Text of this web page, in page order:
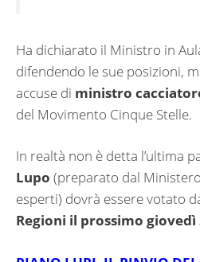
Ha dichiarato il Ministro in
difendendo le sue posizioni,
accuse di ministro
del Movimento Cinque Stelle.
In realtà non è detta l’ultima
Lupo (preparato dal
esperti) dovrà essere votato
Regioni il prossimo